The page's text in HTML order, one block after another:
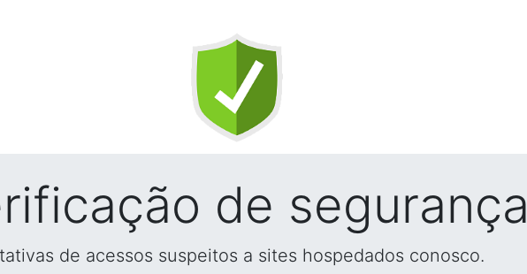
de segurança
de acessos suspeitos a sites hospedados conosco.